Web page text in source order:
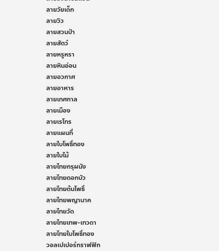
ลายวัยเด็ก
ลายวิว
ลายสวนป่า
ลายสัตว์
ลายหรูหรา
ลายหินอ่อน
ลายอวกาศ
ลายอาหาร
ลายเทศกาล
ลายเมือง
ลายเรโทร
ลายแผนที่
ลายใบโพธิ์ทอง
ลายใบไม้
ลายไทยกรุผนัง
ลายไทยดอกบัว
ลายไทยต้นโพธิ์
ลายไทยพญานาค
ลายไทยวัด
ลายไทยเทพ-เทวดา
ลายไทยใบโพธิ์ทอง
วอลเปเปอร์กราฟฟิก